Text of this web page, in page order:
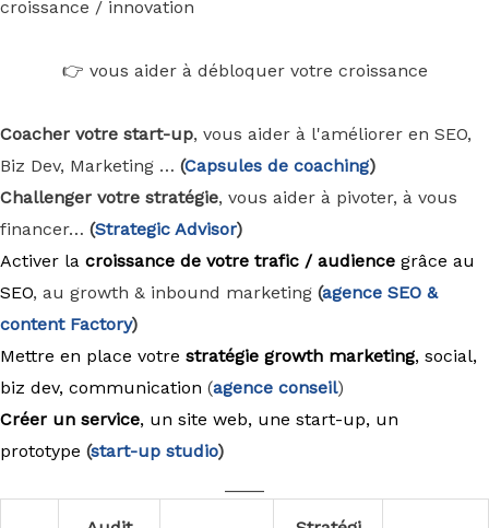
croissance / innovation
👉 vous aider à débloquer votre croissance
Coacher votre start-up, vous aider à l'améliorer en SEO,
Biz Dev, Marketing … (Capsules de coaching)
Challenger votre stratégie, vous aider à pivoter, à vous
financer… (Strategic Advisor)
Activer la croissance de votre trafic / audience grâce au
SEO, au growth & inbound marketing (agence SEO &
content Factory)
Mettre en place votre stratégie growth marketing, social,
biz dev, communication (agence conseil)
Créer un service, un site web, une start-up, un
prototype (start-up studio)